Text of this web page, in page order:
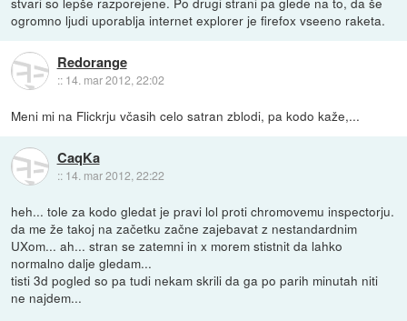
ogromno ljudi uporablja internet explorer je firefox vseeno raketa.
Redorange
:: 14. mar 2012, 22:02
Meni mi na Flickrju včasih celo satran zblodi, pa kodo kaže,...
CaqKa
:: 14. mar 2012, 22:22
heh... tole za kodo gledat je pravi lol proti chromovemu inspectorju.
da me že takoj na začetku začne zajebavat z nestandardnim
UXom... ah... stran se zatemni in x morem stistnit da lahko
normalno dalje gledam...
tisti 3d pogled so pa tudi nekam skrili da ga po parih minutah niti
ne najdem...